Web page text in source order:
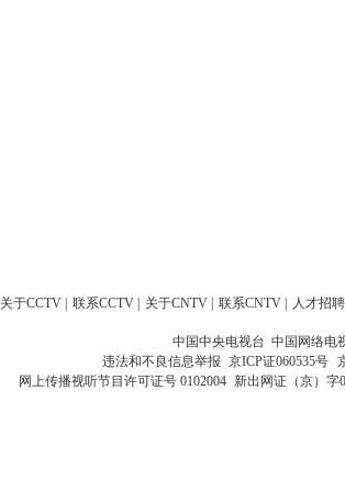
关于CCTV 联系CCTV 关于CNTV 联系CNTV 人才招聘
中国中央电视台 中国网络电
违法和不良信息举报 京ICP证060535号
网上传播视听节目许可证号 0102004 新出网证（京）